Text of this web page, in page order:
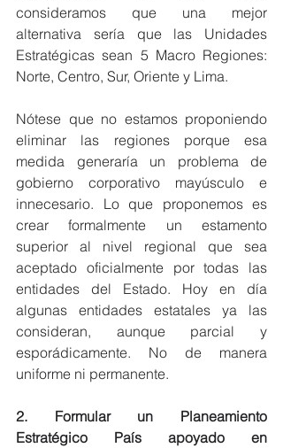
consideramos que una mejor
alternativa sería que las Unidades
Estratégicas sean 5 Macro Regiones:
Norte, Centro, Sur, Oriente y Lima.
Nótese que no estamos proponiendo
eliminar las regiones porque esa
medida generaría un problema de
gobierno corporativo mayúsculo e
innecesario. Lo que proponemos es
crear formalmente un estamento
superior al nivel regional que sea
aceptado oficialmente por todas las
entidades del Estado. Hoy en día
algunas entidades estatales ya las
consideran, aunque parcial y
esporádicamente. No de manera
uniforme ni permanente.
2. Formular un Planeamiento
Estratégico País apoyado en